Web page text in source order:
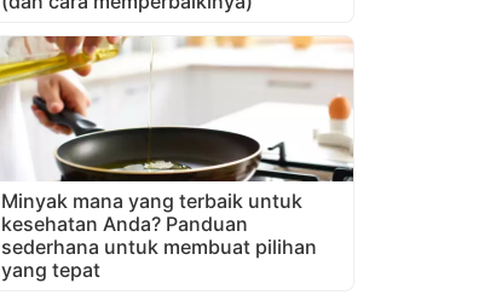
Minyak mana yang terbaik untuk
kesehatan Anda? Panduan
sederhana untuk membuat pilihan
yang tepat